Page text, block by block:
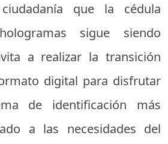
que la cédula
sigue siendo
a realizar la transición
digital para disfrutar
de identificación más
a las necesidades del